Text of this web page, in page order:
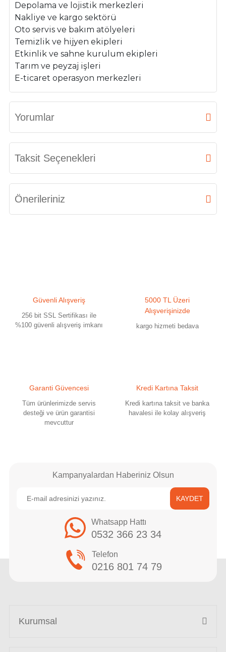
Depolama ve lojistik merkezleri
Nakliye ve kargo sektörü
Oto servis ve bakım atölyeleri
Temizlik ve hijyen ekipleri
Etkinlik ve sahne kurulum ekipleri
Tarım ve peyzaj işleri
E-ticaret operasyon merkezleri
Yorumlar
Bu ürüne ilk yorumu siz yapın!
Taksit Seçenekleri
Önerileriniz
Ürün açıklamasında eksik bilgiler bulunuyor.
Ürün bilgilerinde hatalar bulunuyor.
Güvenli Alışveriş
256 bit SSL Sertifikası ile
%100 güvenli alışveriş imkanı
5000 TL Üzeri
Alışverişinizde
kargo hizmeti bedava
Garanti Güvencesi
Tüm ürünlerimizde servis
desteği ve ürün garantisi
mevcuttur
Kredi Kartına Taksit
Kredi kartına taksit ve banka
havalesi ile kolay alışveriş
Kampanyalardan Haberiniz Olsun
KAYDET
Whatsapp Hattı
0532 366 23 34
Telefon
0216 801 74 79
Kurumsal